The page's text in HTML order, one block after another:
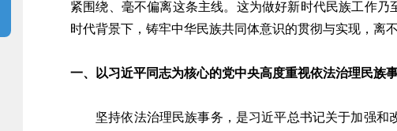
紧围绕、毫不偏离这条主线。这为做好新时代民族工作
时代背景下，铸牢中华民族共同体意识的贯彻与实现，离
一、以习近平同志为核心的党中央高度重视依法治理民族
坚持依法治理民族事务，是习近平总书记关于加强